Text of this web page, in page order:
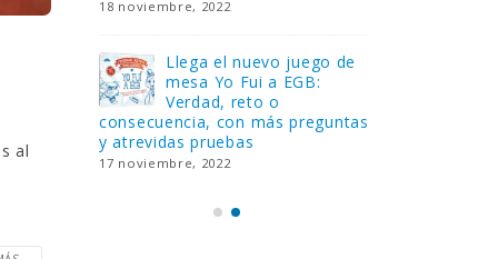
al
18 noviembre, 2022
Llega el nuevo juego de
mesa Yo Fui a EGB:
Verdad, reto o
consecuencia, con más preguntas
y atrevidas pruebas
17 noviembre, 2022